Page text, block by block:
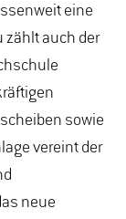
eine
zählt auch der
sowie
vereint der
neue